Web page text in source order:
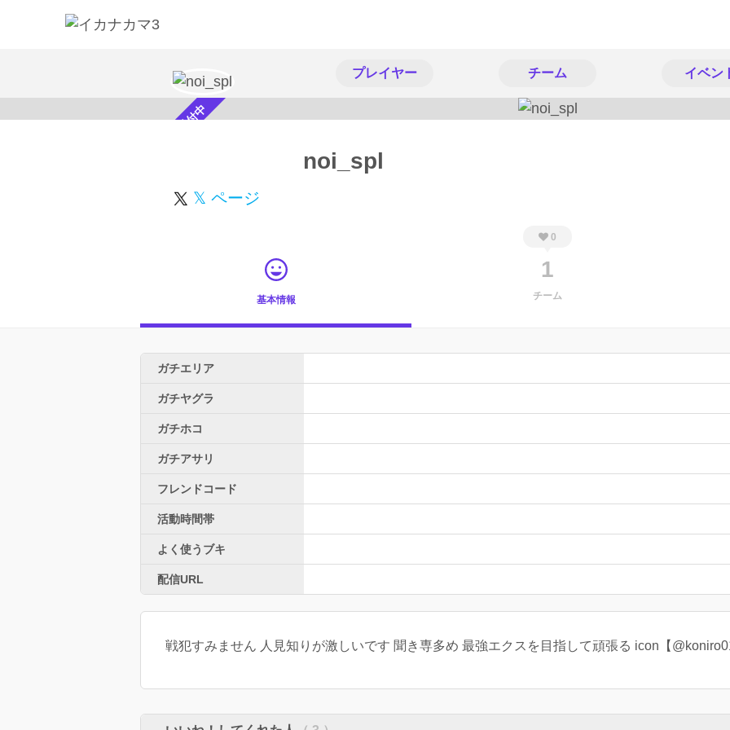
プレイヤー チーム イベン
スカウト受付中 noi_spl
𝕏 ページ
基本情報
0
1
チーム
ガチエリア
ガチヤグラ
ガチホコ
ガチアサリ
フレンドコード
活動時間帯
よく使うブキ
配信URL
戦犯すみません 人見知りが激しいです 聞き専多め 最強エクスを目指して頑張る icon【